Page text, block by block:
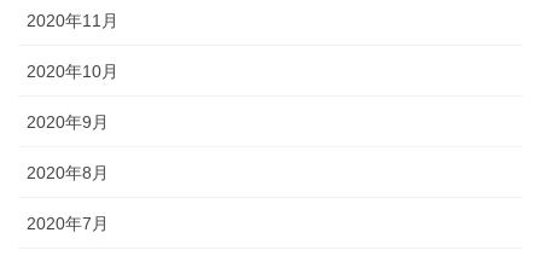
2020年11月
2020年10月
2020年9月
2020年8月
2020年7月